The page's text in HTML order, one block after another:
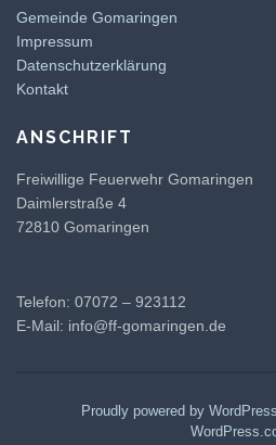
Gemeinde Gomaringen
Impressum
Datenschutzerklärung
Kontakt
ANSCHRIFT
Freiwillige Feuerwehr Gomaringen
Daimlerstraße 4
72810 Gomaringen
Telefon: 07072 – 923112
E-Mail: info@ff-gomaringen.de
Proudly powered by WordPress